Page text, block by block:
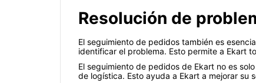
Resolución de
El seguimiento de pedidos también es
identificar el problema. Esto permite a Ekart
El seguimiento de pedidos de Ekart no es
de logística. Esto ayuda a Ekart a mejorar su